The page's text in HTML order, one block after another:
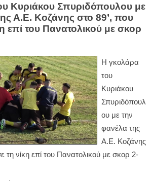
Κυριάκου Σπυριδόπουλου με
Α.Ε. Κοζάνης στο 89’, που
επί του Πανατολικού με σκορ
Η γκολάρα
του
Κυριάκου
Σπυριδόπουλ
ου με την
φανέλα της
Α.Ε. Κοζάνης
τη νίκη επί του Πανατολικού με σκορ 2-